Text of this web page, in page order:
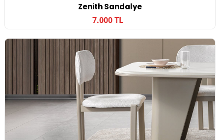
Zenith Sandalye
7.000 TL